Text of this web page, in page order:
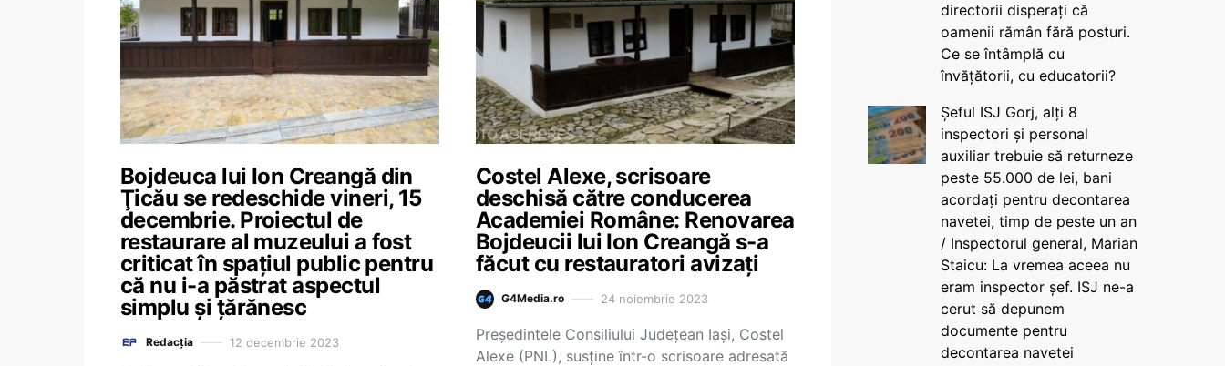
Bojdeuca lui Ion Creangă din
Ţicău se redeschide vineri, 15
decembrie. Proiectul de
restaurare al muzeului a fost
criticat în spațiul public pentru
că nu i-a păstrat aspectul
simplu și țărănesc
Redacția 12 decembrie 2023
Costel Alexe, scrisoare
deschisă către conducerea
Academiei Române: Renovarea
Bojdeucii lui Ion Creangă s-a
făcut cu restauratori avizaţi
G4Media.ro 24 noiembrie 2023
Preşedintele Consiliului Judeţean Iaşi, Costel
Alexe (PNL), susţine într-o scrisoare adresată
directorii disperați că
oamenii rămân fără posturi.
Ce se întâmplă cu
învățătorii, cu educatorii?
Șeful ISJ Gorj, alți 8
inspectori și personal
auxiliar trebuie să returneze
peste 55.000 de lei, bani
acordați pentru decontarea
navetei, timp de peste un an
/ Inspectorul general, Marian
Staicu: La vremea aceea nu
eram inspector șef. ISJ ne-a
cerut să depunem
documente pentru
decontarea navetei